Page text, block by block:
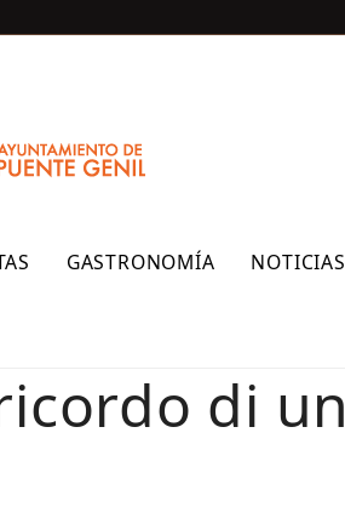
GASTRONOMÍA NOTICIAS
di un